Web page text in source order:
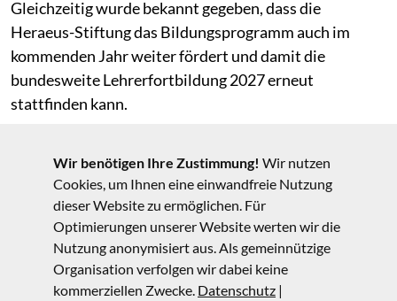
Gleichzeitig wurde bekannt gegeben, dass die
Heraeus-Stiftung das Bildungsprogramm auch im
kommenden Jahr weiter fördert und damit die
bundesweite Lehrerfortbildung 2027 erneut
stattfinden kann.
bundesweiten Lehrerfortbildung von
Programm
Wir benötigen Ihre Zustimmung! Wir nutzen
Cookies, um Ihnen eine einwandfreie Nutzung
dieser Website zu ermöglichen. Für
Optimierungen unserer Website werten wir die
Nutzung anonymisiert aus. Als gemeinnützige
Organisation verfolgen wir dabei keine
kommerziellen Zwecke. Datenschutz |